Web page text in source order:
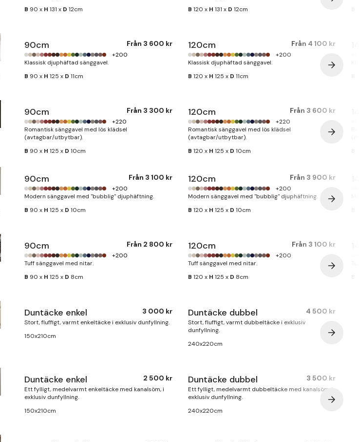
B 90 x H 131 x D 12cm
B 120 x H 131 x D 12cm
90cm Från 3 600 kr
+200
Klassisk djuphäftad sänggavel.
B 90 x H125 x D11cm
120cm Från 4 100 kr
+200
Klassisk djuphäftad sänggavel.
B 120 x H 125 x D 11cm
90cm Från 3 300 kr
+220
Romantisk sänggavel med lös klädsel
(avtagbar/utbytbar).
B 90 x H 125 x D 10cm
120cm Från 3 600 kr
+220
Romantisk sänggavel med lös klädsel
(avtagbar/utbytbar).
B 120 x H 125 x D 10cm
90cm Från 3 100 kr
+200
Modern sänggavel med "bubblig" djuphäftning.
B 90 x H 125 x D 10cm
120cm Från 3 900 kr
+200
Modern sänggavel med "bubblig" djuphäftning.
B 120 x H 125 x D 10cm
90cm Från 2 800 kr
+200
Tuff sänggavel med nitar.
B 90 x H 125 x D 8cm
120cm Från 3 100 kr
+200
Tuff sänggavel med nitar.
B 120 x H 125 x D 8cm
Finns i lager
Duntäcke enkel 3 000 kr
Stort, fluffigt, varmt enkeltäcke i exklusiv dunfyllning.
150x210cm
Finns i lager
Duntäcke dubbel 4 500 kr
Stort, fluffigt, varmt dubbeltäcke i exklusiv
dunfyllning.
240x220cm
Finns i lager
Duntäcke enkel 2 500 kr
Ett fylligt, medelvarmt enkeltäcke med kanalsöm, i
exklusiv dunfyllning.
150x210cm
Finns i lager
Duntäcke dubbel 3 500 kr
Ett fylligt, medelvarmt dubbeltäcke med kanalsöm, i
exklusiv dunfyllning.
240x220cm